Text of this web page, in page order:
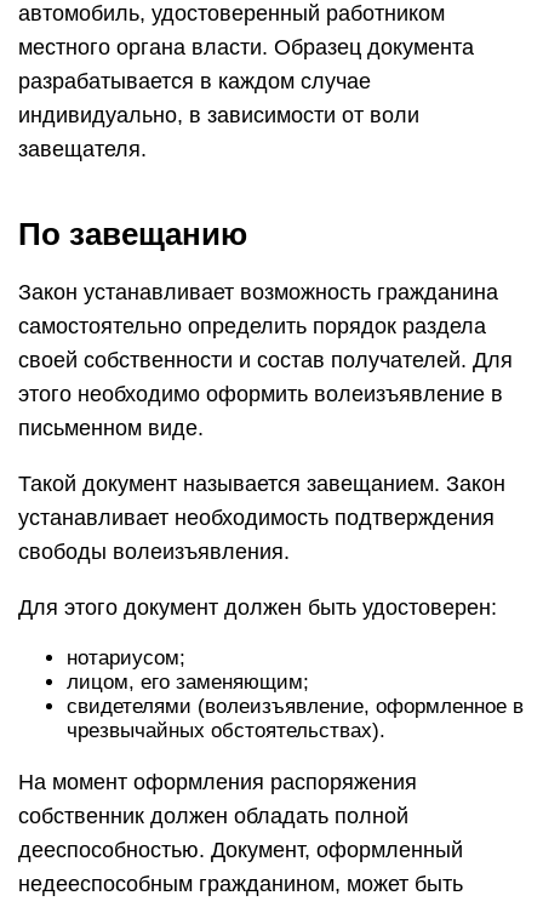
автомобиль, удостоверенный работником
местного органа власти. Образец документа
разрабатывается в каждом случае
индивидуально, в зависимости от воли
завещателя.
По завещанию
Закон устанавливает возможность гражданина
самостоятельно определить порядок раздела
своей собственности и состав получателей. Для
этого необходимо оформить волеизъявление в
письменном виде.
Такой документ называется завещанием. Закон
устанавливает необходимость подтверждения
свободы волеизъявления.
Для этого документ должен быть удостоверен:
нотариусом;
лицом, его заменяющим;
свидетелями (волеизъявление, оформленное в
чрезвычайных обстоятельствах).
На момент оформления распоряжения
собственник должен обладать полной
дееспособностью. Документ, оформленный
недееспособным гражданином, может быть